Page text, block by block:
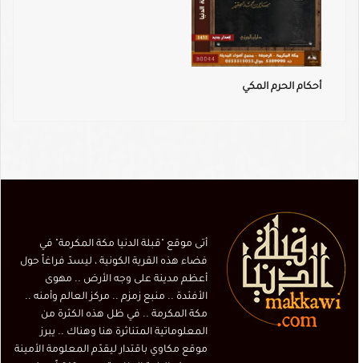
أحكام الحرم المكي
أتى موقع "قبلة الدنيا مكة المكرمة" في
فضاء هذه القرية الكونية ، ليسدّ فراغاً حول
أعظم مدينة على وجه الأرض .. مهوى
الأفئدة .. منبع زمزم .. مركز العالم وأمنه ..
مكة المكرمة .. في ظل هذه الكثرة من
المعلوماتية المتناثرة هنا وهناك .. يبرز
موقع مكاوي باقتدار ليقدّم المعلومة الأمينة